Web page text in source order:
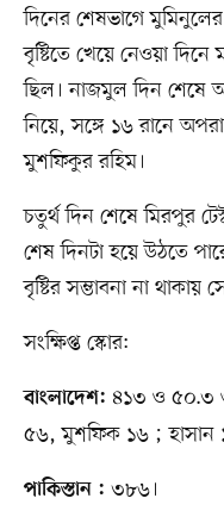
দিনের শেষভাগে
বৃষ্টিতে খেয়ে নেওয়া দিনে
ছিল। নাজমুল দিন
নিয়ে, সঙ্গে ১৬ রানে
মুশফিকুর রহিম।
চতুর্থ দিন শেষে মিরপুর
শেষ দিনটা হয়ে উঠতে
বৃষ্টির সম্ভাবনা না
সংক্ষিপ্ত স্কোর:
বাংলাদেশ: ৪১৩ ও ৫০.৩
৫৬, মুশফিক ১৬ ; হাসান
পাকিস্তান : ৩৮৬।